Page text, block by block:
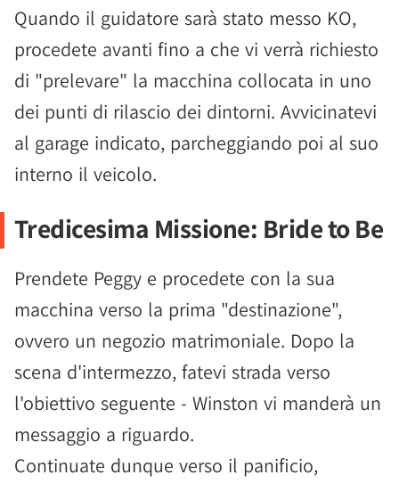
Quando il guidatore sarà stato messo KO,
procedete avanti fino a che vi verrà richiesto
di "prelevare" la macchina collocata in uno
dei punti di rilascio dei dintorni. Avvicinatevi
al garage indicato, parcheggiando poi al suo
interno il veicolo.
Tredicesima Missione: Bride to Be
Prendete Peggy e procedete con la sua
macchina verso la prima "destinazione",
ovvero un negozio matrimoniale. Dopo la
scena d'intermezzo, fatevi strada verso
l'obiettivo seguente - Winston vi manderà un
messaggio a riguardo.
Continuate dunque verso il panificio,